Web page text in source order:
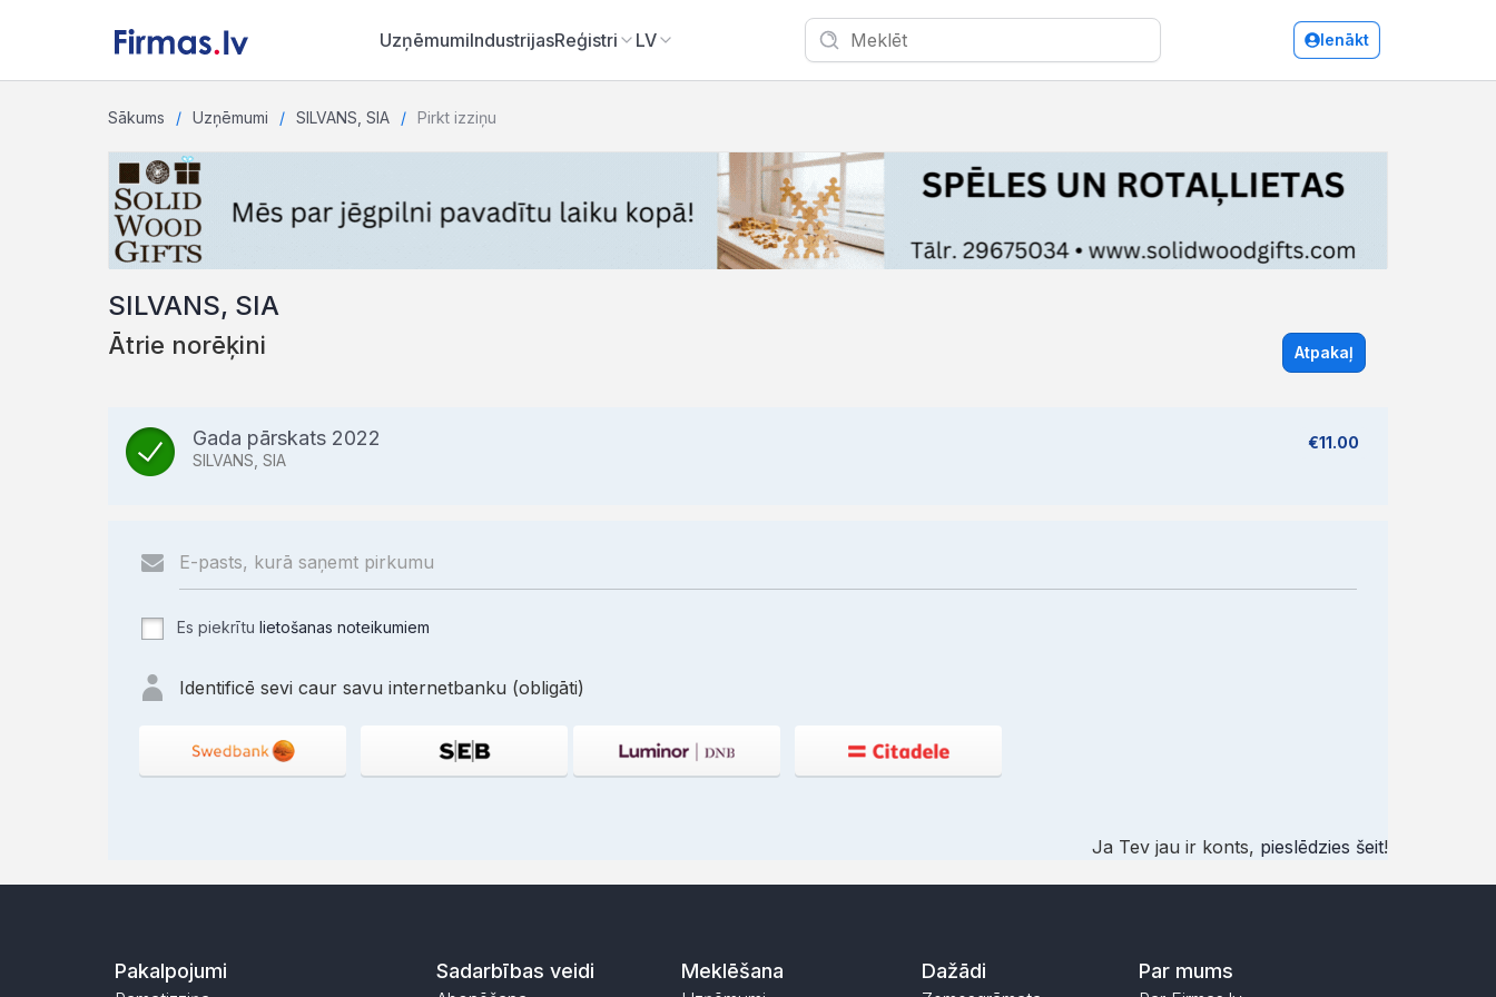
UzņēmumiIndustrijasReģistri LV Ienākt
Sākums Uzņēmumi SILVANS, SIA Pirkt izziņu
SILVANS, SIA
Ātrie norēķini Atpakaļ
Gada pārskats 2022
SILVANS, SIA
€11.00
Es piekrītu lietošanas noteikumiem
Identificē sevi caur savu internetbanku (obligāti)
Ja Tev jau ir konts, pieslēdzies šeit!
Pakalpojumi Sadarbības veidi Meklēšana Dažādi Par mums